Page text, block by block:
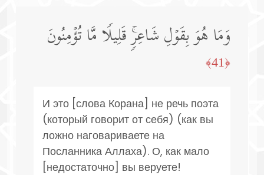
وَمَا هُوَ بِقَوۡلِ شَاعِرࣲۚ قَلِیلࣰا مَّا تُؤۡمِنُونَ
﴿41﴾
И это [слова Корана] не речь поэта
(который говорит от себя) (как вы
ложно наговариваете на
Посланника Аллаха). О, как мало
[недостаточно] вы веруете!